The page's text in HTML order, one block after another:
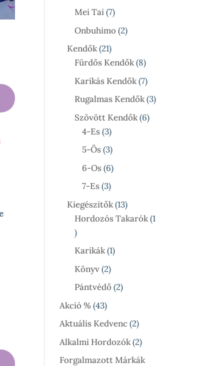
Termék
Mei Tai 77
Termék
Onbuhimo 22
Kendők 2121
Termék
Fürdős Kendők 88
Termék
Karikás Kendők 77
Termék
Rugalmas Kendők 33
Szövött Kendők 66
4-Es 33
Termék
5-Ös 33
Termék
6-Os 66
7-Es 33
Termék
Kiegészítők 1313
Termék
Hordozós Takarók 1
1
Termék
Karikák 11
Könyv 22
Termék
Pántvédő 22
Akció % 4343
Termék
Aktuális Kedvenc 22
Termék
Alkalmi Hordozók 22
Termék
Forgalmazott Márkák